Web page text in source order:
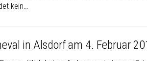
kein…
in Alsdorf am 4. Februar